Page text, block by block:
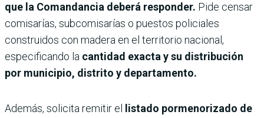
que la Comandancia deberá responder. Pide censar
comisarías, subcomisarías o puestos policiales
construidos con madera en el territorio nacional,
especificando la cantidad exacta y su distribución
por municipio, distrito y departamento.
Además, solicita remitir el
listado pormenorizado de